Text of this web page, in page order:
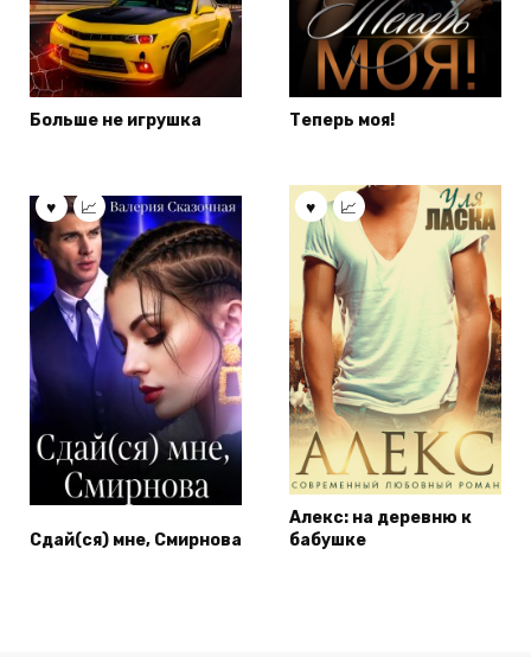
Больше не игрушка Теперь моя!
Сдай(ся) мне, Смирнова
Алекс: на деревню к
бабушке